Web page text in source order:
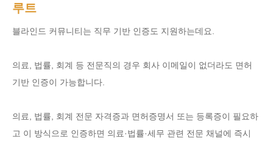
루트
블라인드 커뮤니티는 직무 기반 인증도 지원하는데요.
의료, 법률, 회계 등 전문직의 경우 회사 이메일이 없더라도 면허
기반 인증이 가능합니다.
의료, 법률, 회계 전문 자격증과 면허증명서 또는 등록증이 필요하
고 이 방식으로 인증하면 의료·법률·세무 관련 전문 채널에 즉시